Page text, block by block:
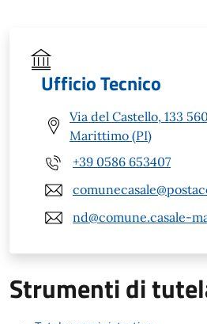
Ufficio Tecnico
Via del Castello, 133
Marittimo (PI)
+39 0586 653407
nd@comune.casale-
Strumenti di